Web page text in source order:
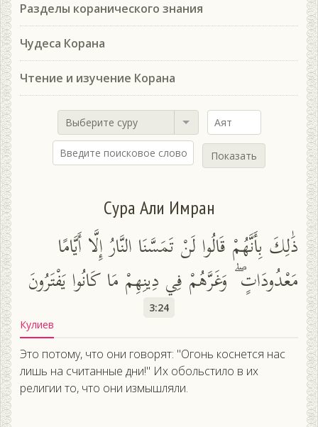
Разделы коранического знания
Чудеса Корана
Чтение и изучение Корана
Выберите суру
Показать
Сура Али Имран
ذَٰلِكَ بِأَنَّهُمْ قَالُوا لَنْ تَمَسَّنَا النَّارُ إِلَّا أَيَّامًا
مَعْدُودَاتٍ ۖ وَغَرَّهُمْ فِي دِينِهِمْ مَا كَانُوا يَفْتَرُونَ
3:24
Кулиев
Это потому, что они говорят: "Огонь коснется нас
лишь на считанные дни!" Их обольстило в их
религии то, что они измышляли.